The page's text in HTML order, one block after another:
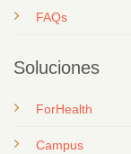
FAQs
Soluciones
ForHealth
Campus